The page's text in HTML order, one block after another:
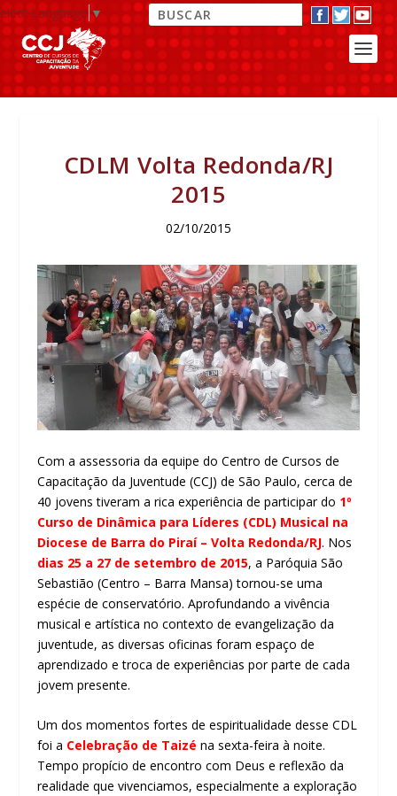
Language▼
CDLM Volta Redonda/RJ
2015
02/10/2015
Com a assessoria da equipe do Centro de Cursos de
Capacitação da Juventude (CCJ) de São Paulo, cerca de
40 jovens tiveram a rica experiência de participar do 1º
Curso de Dinâmica para Líderes (CDL) Musical na
Diocese de Barra do Piraí – Volta Redonda/RJ. Nos
dias 25 a 27 de setembro de 2015, a Paróquia São
Sebastião (Centro – Barra Mansa) tornou-se uma
espécie de conservatório. Aprofundando a vivência
musical e artística no contexto de evangelização da
juventude, as diversas oficinas foram espaço de
aprendizado e troca de experiências por parte de cada
jovem presente.
Um dos momentos fortes de espiritualidade desse CDL
foi a Celebração de Taizé na sexta-feira à noite.
Tempo propício de encontro com Deus e reflexão da
realidade que vivenciamos, especialmente a exploração